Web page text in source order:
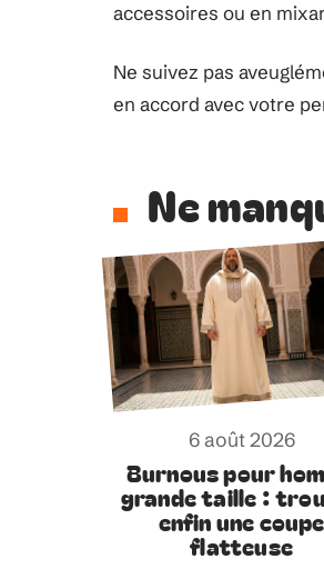
accessoires ou en
Ne suivez pas
en accord avec votre
Ne
6 août 2026
Burnous pour
grande taille :
enfin une coupe
flatteuse